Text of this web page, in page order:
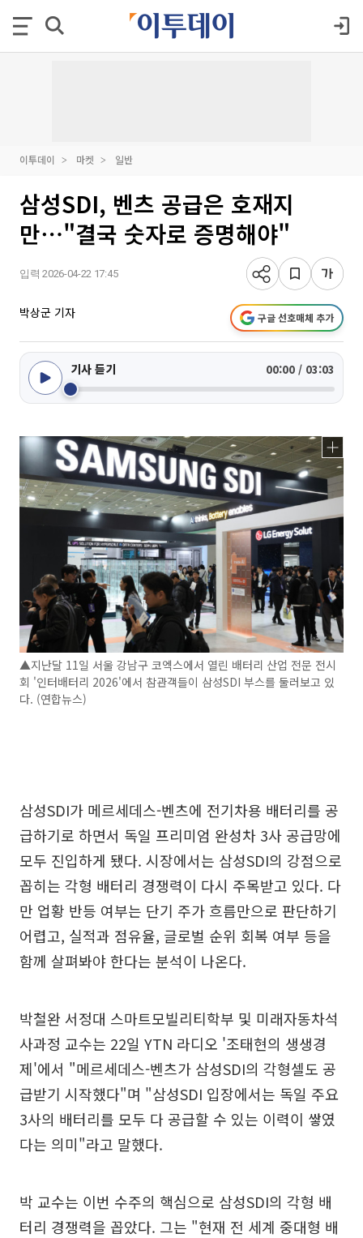
이투데이 마켓 일반
삼성SDI, 벤츠 공급은 호재지
만⋯"결국 숫자로 증명해야"
입력 2026-04-22 17:45
박상군 기자 구글 선호매체 추가
기사 듣기 00:00 / 03:03
▲지난달 11일 서울 강남구 코엑스에서 열린 배터리 산업 전문 전시
회 '인터배터리 2026'에서 참관객들이 삼성SDI 부스를 둘러보고 있
다. (연합뉴스)
삼성SDI가 메르세데스-벤츠에 전기차용 배터리를 공
급하기로 하면서 독일 프리미엄 완성차 3사 공급망에
모두 진입하게 됐다. 시장에서는 삼성SDI의 강점으로
꼽히는 각형 배터리 경쟁력이 다시 주목받고 있다. 다
만 업황 반등 여부는 단기 주가 흐름만으로 판단하기
어렵고, 실적과 점유율, 글로벌 순위 회복 여부 등을
함께 살펴봐야 한다는 분석이 나온다.
박철완 서정대 스마트모빌리티학부 및 미래자동차석
사과정 교수는 22일 YTN 라디오 '조태현의 생생경
제'에서 "메르세데스-벤츠가 삼성SDI의 각형셀도 공
급받기 시작했다"며 "삼성SDI 입장에서는 독일 주요
3사의 배터리를 모두 다 공급할 수 있는 이력이 쌓였
다는 의미"라고 말했다.
박 교수는 이번 수주의 핵심으로 삼성SDI의 각형 배
터리 경쟁력을 꼽았다. 그는 "현재 전 세계 중대형 배